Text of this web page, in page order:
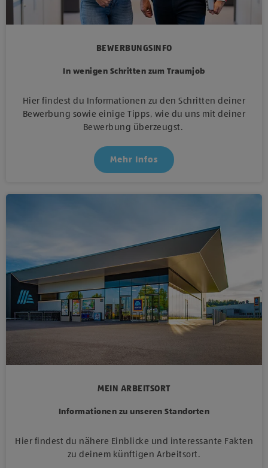
BEWERBUNGSINFO
In wenigen Schritten zum Traumjob
Hier findest du Informationen zu den Schritten deiner
Bewerbung sowie einige Tipps, wie du uns mit deiner
Bewerbung überzeugst.
Mehr Infos
MEIN ARBEITSORT
Informationen zu unseren Standorten
Hier findest du nähere Einblicke und interessante Fakten
zu deinem künftigen Arbeitsort.